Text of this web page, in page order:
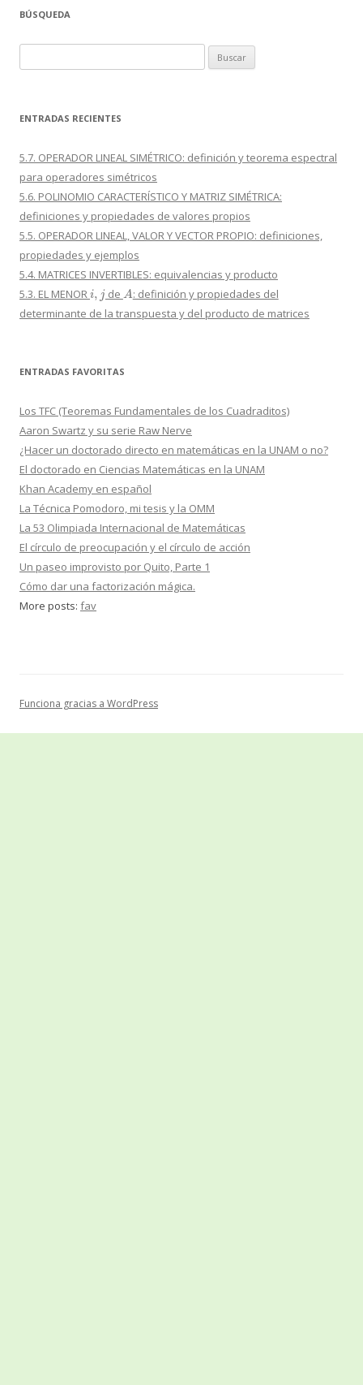
BÚSQUEDA
ENTRADAS RECIENTES
5.7. OPERADOR LINEAL SIMÉTRICO: definición y teorema espectral
para operadores simétricos
5.6. POLINOMIO CARACTERÍSTICO Y MATRIZ SIMÉTRICA:
definiciones y propiedades de valores propios
5.5. OPERADOR LINEAL, VALOR Y VECTOR PROPIO: definiciones,
propiedades y ejemplos
5.4. MATRICES INVERTIBLES: equivalencias y producto
5.3. EL MENORi,j de A: definición y propiedades del
determinante de la transpuesta y del producto de matrices
ENTRADAS FAVORITAS
Los TFC (Teoremas Fundamentales de los Cuadraditos)
Aaron Swartz y su serie Raw Nerve
¿Hacer un doctorado directo en matemáticas en la UNAM o no?
El doctorado en Ciencias Matemáticas en la UNAM
Khan Academy en español
La Técnica Pomodoro, mi tesis y la OMM
La 53 Olimpiada Internacional de Matemáticas
El círculo de preocupación y el círculo de acción
Un paseo improvisto por Quito, Parte 1
Cómo dar una factorización mágica.
More posts: fav
Funciona gracias a WordPress